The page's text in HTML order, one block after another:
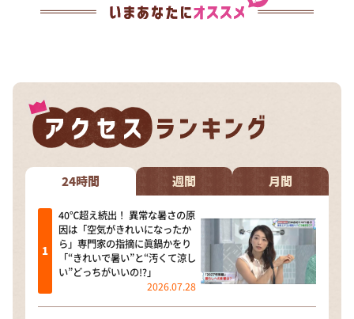
24時間 週間 月間
40℃超え続出！ 異常な暑さの原
因は「空気がきれいになったか
ら」専門家の指摘に眞鍋かをり
「“きれいで暑い”と“汚くて涼し
い”どっちがいいの!?」
2026.07.28